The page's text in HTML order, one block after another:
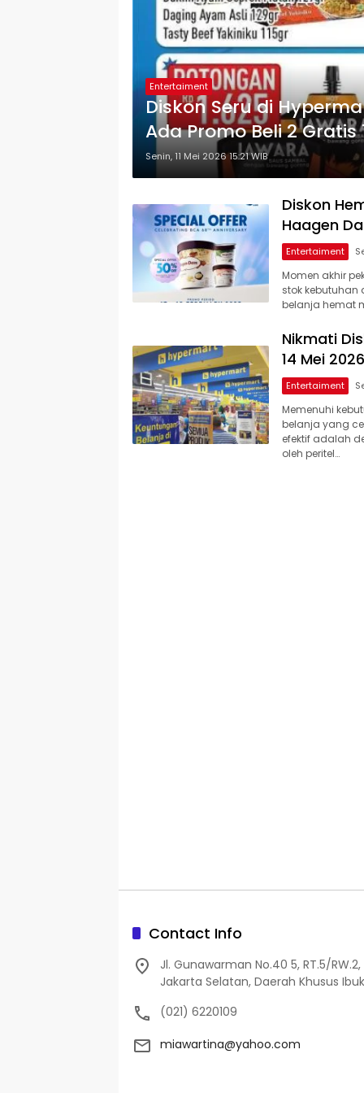
Entertaiment
Diskon Seru di
Ada Promo Beli 2 Gratis
Senin, 11 Mei 2026 15:21 WIB
Diskon
Haagen
Entertaiment
Momen akhir
stok
belanja hemat
Nikmati
14 Mei
Entertaiment
Memenuhi
belanja yang
efektif adalah
oleh peritel…
Contact Info
Jl. Gunawarman No.40 5, RT.5/
Jakarta Selatan, Daerah Khusus
(021) 6220109
miawartina@yahoo.com